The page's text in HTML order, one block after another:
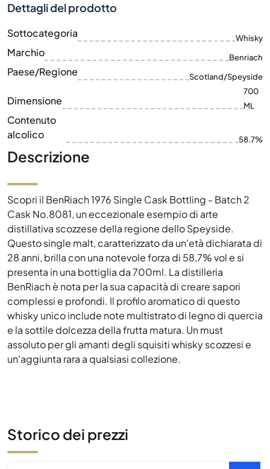
Dettagli del prodotto
Sottocategoria Whisky
Marchio Benriach
Paese/Regione Scotland/Speyside
Dimensione
700
ML
Contenuto
alcolico
58.7%
Descrizione
Scopri il BenRiach 1976 Single Cask Bottling - Batch 2
Cask No.8081, un eccezionale esempio di arte
distillativa scozzese della regione dello Speyside.
Questo single malt, caratterizzato da un'età dichiarata di
28 anni, brilla con una notevole forza di 58,7% vol e si
presenta in una bottiglia da 700ml. La distilleria
BenRiach è nota per la sua capacità di creare sapori
complessi e profondi. Il profilo aromatico di questo
whisky unico include note multistrato di legno di quercia
e la sottile dolcezza della frutta matura. Un must
assoluto per gli amanti degli squisiti whisky scozzesi e
un'aggiunta rara a qualsiasi collezione.
Storico dei prezzi